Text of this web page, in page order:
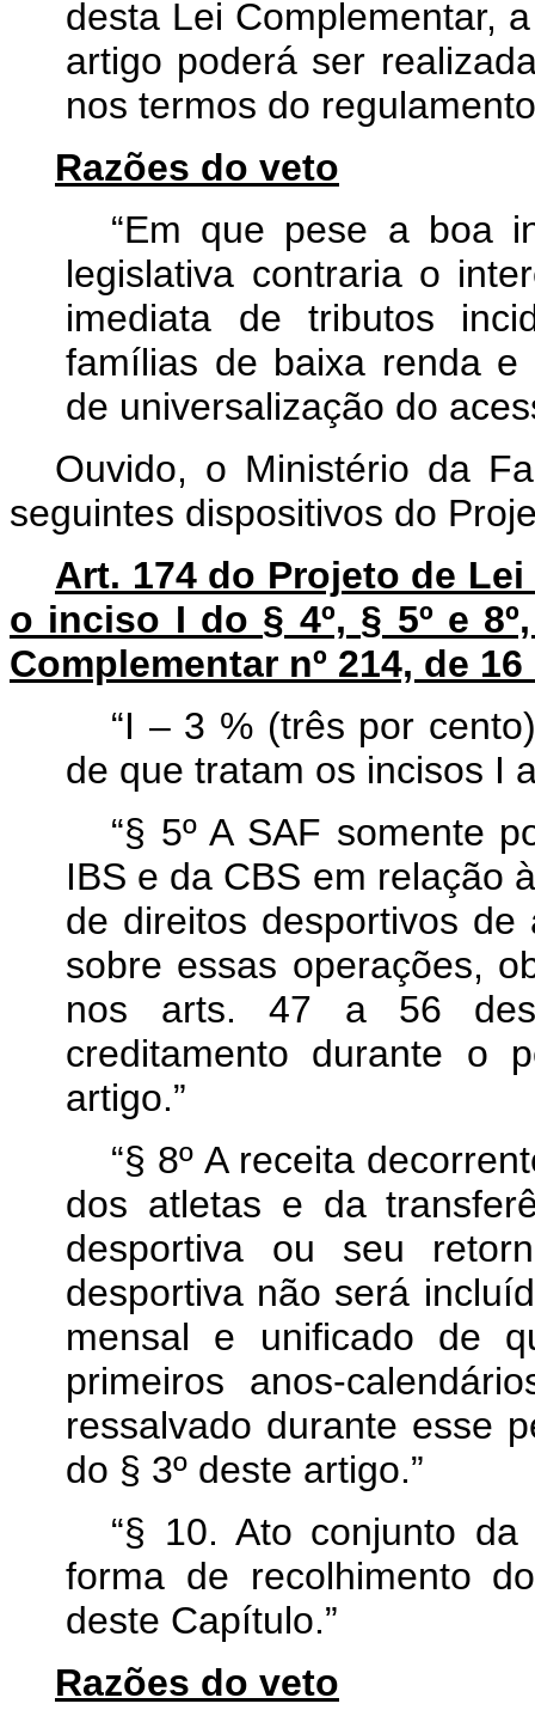
desta Lei Complementar,
artigo poderá ser
nos termos do
Razões do veto
“Em que pese a boa
legislativa contraria o
imediata de tributos
famílias de baixa renda
de universalização do
Ouvido, o Ministério da
seguintes dispositivos do
Art. 174 do Projeto de
o inciso I do § 4º, § 5º e
Complementar nº 214, de
“I – 3 % (três por
de que tratam os incisos I
“§ 5º A SAF somente
IBS e da CBS em relação
de direitos desportivos
sobre essas operações,
nos arts. 47 a 56
creditamento durante o
artigo.”
“§ 8º A receita
dos atletas e da
desportiva ou seu
desportiva não será
mensal e unificado de
primeiros anos-
ressalvado durante esse
do § 3º deste artigo.”
“§ 10. Ato conjunto
forma de recolhimento
deste Capítulo.”
Razões do veto